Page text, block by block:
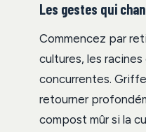
Les gestes qui
Commencez par
cultures, les
concurrentes.
retourner
compost mûr si la